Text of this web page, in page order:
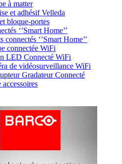
à matter
et adhésif Velleda
bloque-portes
‘’Smart Home’’
connectés ‘’Smart Home’’
connectée WiFi
LED Connecté WiFi
de vidéosurveillance WiFi
Gradateur Connecté
accessoires